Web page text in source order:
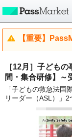
【重要】
［12月］子ども
間・集合研修】～
「子どもの救急法国
リーダー（ASL）」